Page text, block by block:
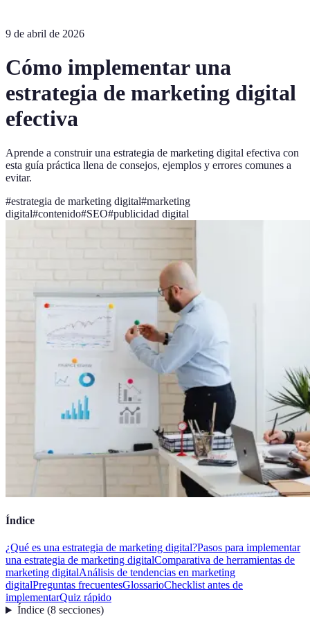
9 de abril de 2026
Cómo implementar una
estrategia de marketing digital
efectiva
Aprende a construir una estrategia de marketing digital efectiva con
esta guía práctica llena de consejos, ejemplos y errores comunes a
evitar.
#estrategia de marketing digital#marketing
digital#contenido#SEO#publicidad digital
Índice
¿Qué es una estrategia de marketing digital?Pasos para implementar
una estrategia de marketing digitalComparativa de herramientas de
marketing digitalAnálisis de tendencias en marketing
digitalPreguntas frecuentesGlossarioChecklist antes de
implementarQuiz rápido
Índice(8 secciones)